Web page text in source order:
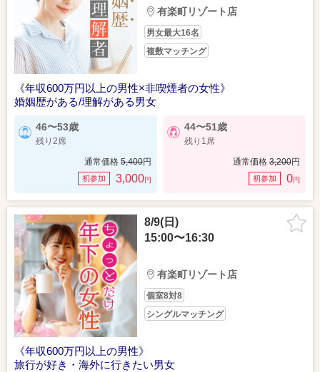
有楽町リゾート店
男女最大16名
複数マッチング
《年収600万円以上の男性×非喫煙者の女性》
婚姻歴がある/理解がある男女
46〜53歳
残り2席
通常価格 5,400円
初参加 3,000円
44〜51歳
残り1席
通常価格 3,200円
初参加 0円
8/9(日)
15:00〜16:30
有楽町リゾート店
個室8対8
シングルマッチング
《年収600万円以上の男性》
旅行が好き・海外に行きたい男女